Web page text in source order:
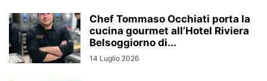
Chef Tommaso Occhiati porta la
cucina gourmet all’Hotel Riviera
Belsoggiorno di...
14 Luglio 2026